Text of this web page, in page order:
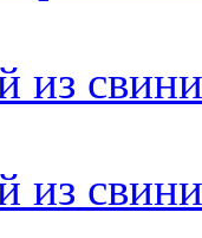
из
из